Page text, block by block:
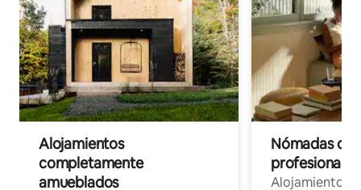
Alojamientos
completamente
amueblados
Nómadas
Alojamientos